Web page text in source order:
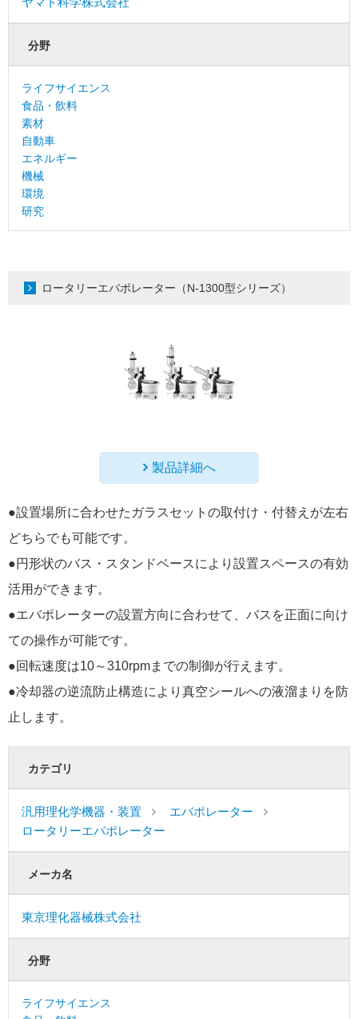
分野
ライフサイエンス
食品・飲料
素材
自動車
エネルギー
機械
環境
研究
ロータリーエバポレーター（N-1300型シリーズ）
製品詳細へ
●設置場所に合わせたガラスセットの取付け・付替えが左右
どちらでも可能です。
●円形状のバス・スタンドベースにより設置スペースの有効
活用ができます。
●エバポレーターの設置方向に合わせて、バスを正面に向け
ての操作が可能です。
●回転速度は10～310rpmまでの制御が行えます。
●冷却器の逆流防止構造により真空シールへの液溜まりを防
止します。
カテゴリ
汎用理化学機器・装置
エバポレーター
ロータリーエバポレーター
メーカ名
東京理化器械株式会社
分野
ライフサイエンス